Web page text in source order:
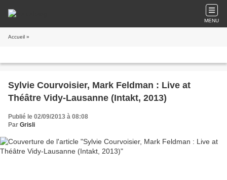
MENU
Accueil »
Sylvie Courvoisier, Mark Feldman : Live at
Théâtre Vidy-Lausanne (Intakt, 2013)
Publié le 02/09/2013 à 08:08
Par Grisli